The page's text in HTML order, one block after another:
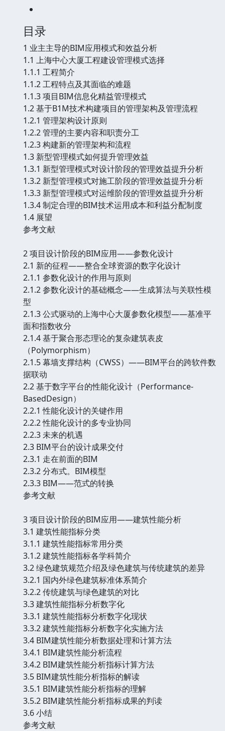
目录
1 业主主导的BIM应用模式和效益分析
1.1 上海中心大厦工程建设管理模式选择
1.1.1 工程简介
1.1.2 工程特点及其面临的难题
1.1.3 项目BIM信息化精益管理模式
1.2 基于B1M技术构建项目的管理架构及管理流程
1.2.1 管理架构设计原则
1.2.2 管理的主要内容和职责分工
1.2.3 构建新的管理架构和流程
1.3 新型管理模式如何提升管理效益
1.3.1 新型管理模式对设计阶段的管理效益提升分析
1.3.2 新型管理模式对施工阶段的管理效益提升分析
1.3.3 新型管理模式对运维阶段的管理效益提升分析
1.3.4 制定合理的BIM技术运用成本和利益分配制度
1.4 展望
参考文献
2 项目设计阶段的BIM应用——参数化设计
2.1 新的征程——整合全球资源的数字化设计
2.1.1 参数化设计的作用与原则
2.1.2 参数化设计的基础概念——生成算法与关联性模
型
2.1.3 公式驱动的上海中心大厦参数化模型——基准平
面和指数收分
2.1.4 基于聚合形态理论的复杂建筑表皮
（Polymorphism）
2.1.5 幕墙支撑结构（CWSS）——BIM平台的跨软件数
据联动
2.2 基于数字平台的性能化设计（Performance-
BasedDesign）
2.2.1 性能化设计的关键作用
2.2.2 性能化设计的多专业协同
2.2.3 未来的机遇
2.3 BIM平台的设计成果交付
2.3.1 走在前面的BIM
2.3.2 分布式。BIM模型
2.3.3 BIM——范式的转换
参考文献
3 项目设计阶段的BIM应用——建筑性能分析
3.1 建筑性能指标分类
3.1.1 建筑性能指标常用分类
3.1.2 建筑性能指标各学科简介
3.2 绿色建筑规范介绍及绿色建筑与传统建筑的差异
3.2.1 国内外绿色建筑标准体系简介
3.2.2 传统建筑与绿色建筑的对比
3.3 建筑性能指标分析数字化
3.3.1 建筑性能指标分析数字化现状
3.3.2 建筑性能指标分析数字化实施方法
3.4 BIM建筑性能分析数据处理和计算方法
3.4.1 BIM建筑性能分析流程
3.4.2 BIM建筑性能分析指标计算方法
3.5 BIM建筑性能分析指标的解读
3.5.1 BIM建筑性能分析指标的理解
3.5.2 BIM建筑性能分析指标成果的判读
3.6 小结
参考文献